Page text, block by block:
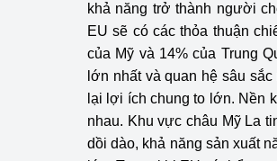
khả năng trở thành người
EU sẽ có các thỏa thuận
của Mỹ và 14% của Trung
lớn nhất và quan hệ sâu
lại lợi ích chung to lớn. Nền
nhau. Khu vực châu Mỹ La
dồi dào, khả năng sản xuất